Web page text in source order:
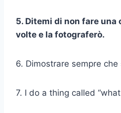
5. Ditemi di non fare una
volte e la fotograferò.
6. Dimostrare sempre che
7. I do a thing called